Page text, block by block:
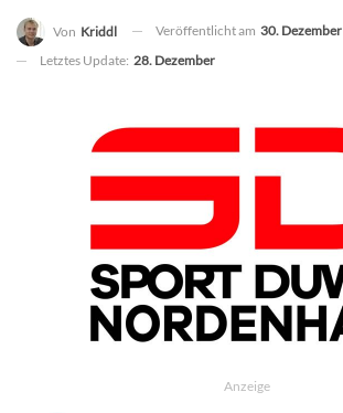
Von Kriddl Veröffentlicht am 30. Dezember
Letztes Update: 28. Dezember
Anzeige